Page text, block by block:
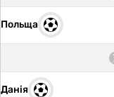
Польща
Данія